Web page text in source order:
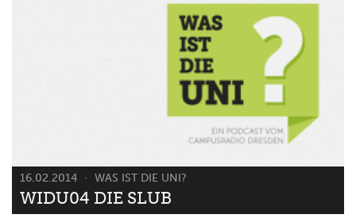
16.02.2014 WAS IST DIE UNI?
WIDU04 DIE SLUB